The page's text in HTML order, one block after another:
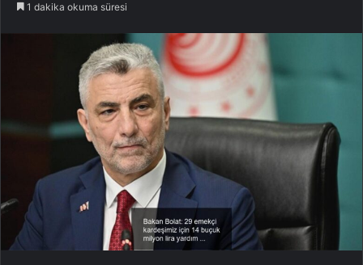
1 dakika okuma süresi